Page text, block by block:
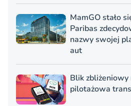
MamGO stało
Paribas
nazwy swojej
aut
Blik zbliżeniowy
pilotażowa